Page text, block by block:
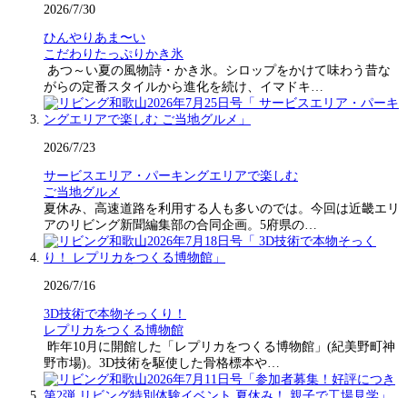
2026/7/30
ひんやりあま〜い
こだわりたっぷりかき氷
あつ～い夏の風物詩・かき氷。シロップをかけて味わう昔な
がらの定番スタイルから進化を続け、イマドキ…
2026/7/23
サービスエリア・パーキングエリアで楽しむ
ご当地グルメ
夏休み、高速道路を利用する人も多いのでは。今回は近畿エリ
アのリビング新聞編集部の合同企画。5府県の…
2026/7/16
3D技術で本物そっくり！
レプリカをつくる博物館
昨年10月に開館した「レプリカをつくる博物館」(紀美野町神
野市場)。3D技術を駆使した骨格標本や…